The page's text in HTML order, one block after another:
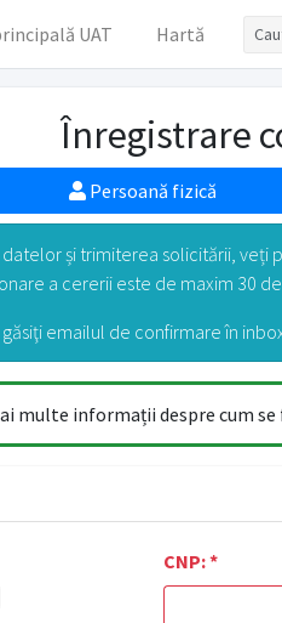
UAT Hartă
Înregistrare
Persoană fizică
și trimiterea solicitării, veți
a cererii este de maxim 30
emailul de confirmare în
multe informații despre cum
CNP:*